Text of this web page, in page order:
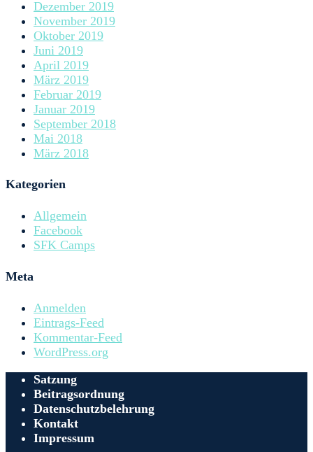
Dezember 2019
November 2019
Oktober 2019
Juni 2019
April 2019
März 2019
Februar 2019
Januar 2019
September 2018
Mai 2018
März 2018
Kategorien
Allgemein
Facebook
SFK Camps
Meta
Anmelden
Eintrags-Feed
Kommentar-Feed
WordPress.org
Satzung
Beitragsordnung
Datenschutzbelehrung
Kontakt
Impressum